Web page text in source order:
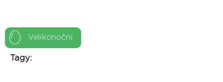
Velikonoční
Tagy: